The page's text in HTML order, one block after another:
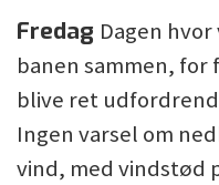
Fredag Dagen hvor
banen sammen,
blive ret
Ingen varsel om
vind, med vindstød